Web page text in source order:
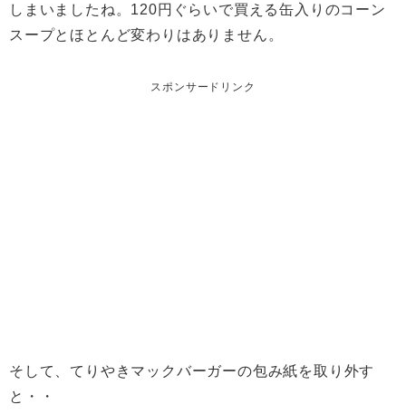
しまいましたね。120円ぐらいで買える缶入りのコーン
スープとほとんど変わりはありません。
スポンサードリンク
そして、てりやきマックバーガーの包み紙を取り外す
と・・